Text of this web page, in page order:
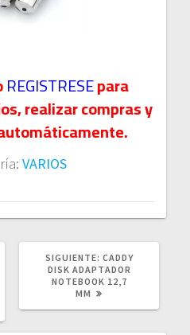
REGISTRESEpara
realizar compras y
VARIOS
SIGUIENTE: SIGUIENTE
POST:
CADDY
DISK ADAPTADOR
NOTEBOOK 12,7
MM